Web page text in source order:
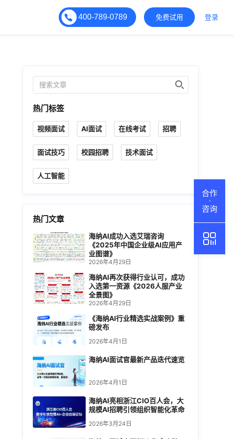
400-789-0789 免费试用 登录
热门标签
视频面试 AI面试 在线考试 招聘
面试技巧 校园招聘 技术面试
人工智能
热门文章
海纳AI成功入选艾瑞咨询
《2025年中国企业级AI应用产
业图谱》
2026年4月29日
海纳AI再次获得行业认可，成功
入选第一资源《2026人服产业
全景图》
2026年4月29日
《海纳AI行业精选实战案例》重
磅发布
2026年4月1日
海纳AI面试官最新产品迭代速览
2026年4月1日
海纳AI亮相浙江CIO百人会，大
规模AI招聘引领组织智能化革命
2026年3月24日
合作
·
咨询